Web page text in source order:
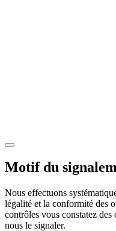
Motif du
Nous effectuons
légalité et la conformité des
contrôles vous constatez
nous le signaler.